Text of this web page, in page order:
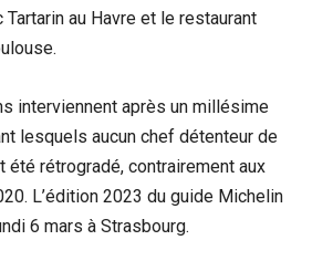
au Havre et le restaurant
interviennent après un millésime
lesquels aucun chef détenteur de
été rétrogradé, contrairement aux
L’édition 2023 du guide Michelin
6 mars à Strasbourg.